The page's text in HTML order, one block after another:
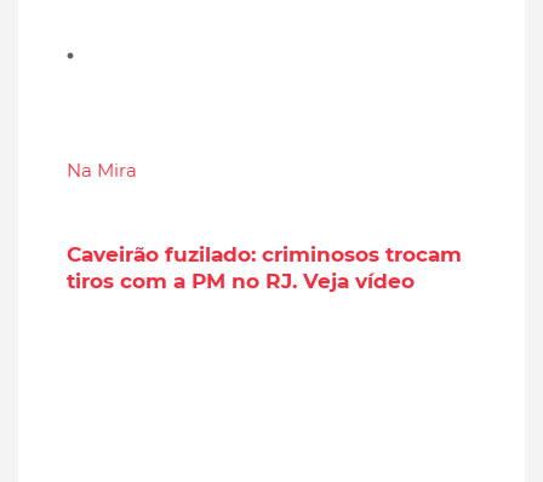
Na Mira
Caveirão fuzilado: criminosos trocam
tiros com a PM no RJ. Veja vídeo